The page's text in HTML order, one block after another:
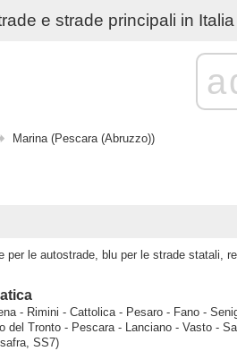
e strade principali in
Marina (Pescara (Abruzzo))
per le autostrade, blu per le strade statali,
- Rimini - Cattolica - Pesaro - Fano -
del Tronto - Pescara - Lanciano - Vasto -
SS7)